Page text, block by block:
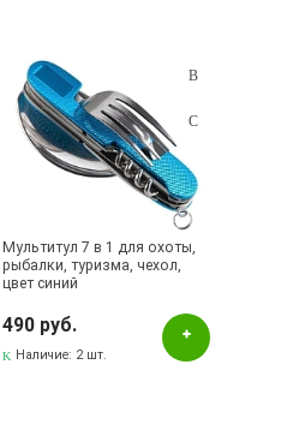
Мультитул 7 в 1 для охоты,
рыбалки, туризма, чехол,
цвет синий
490 руб.
Наличие: 2 шт.